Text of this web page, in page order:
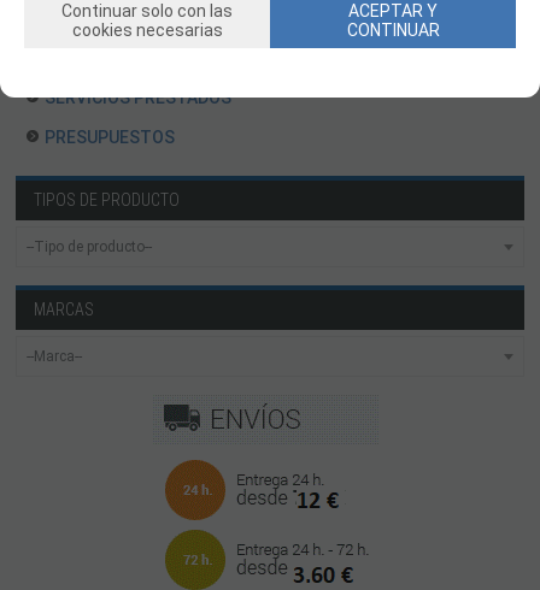
PATINES
SERVICIOS PRESTADOS
PRESUPUESTOS
TIPOS DE PRODUCTO
MARCAS
Continuar solo con las
cookies necesarias
ACEPTAR Y
CONTINUAR